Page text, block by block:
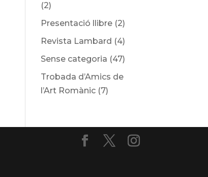
(2)
Presentació llibre (2)
Revista Lambard (4)
Sense categoria (47)
Trobada d’Amics de
l’Art Romànic (7)